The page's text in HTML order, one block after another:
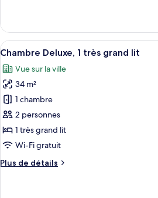
jumeaux,
vue
ville
le
type
de
Chambre
avec
lits
jumeaux,
vue
ville
Afficher
toutes
les
photos
pour
ce
type
de
chambre :
Chambre
Une
15
Chambre Deluxe, 1 très grand lit
Vue sur la ville
34 m²
1 chambre
2 personnes
1 très grand lit
Wi-Fi gratuit
Plus de détails
Plus